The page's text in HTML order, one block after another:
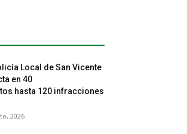
Local de San Vicente
en 40
hasta 120 infracciones
2026